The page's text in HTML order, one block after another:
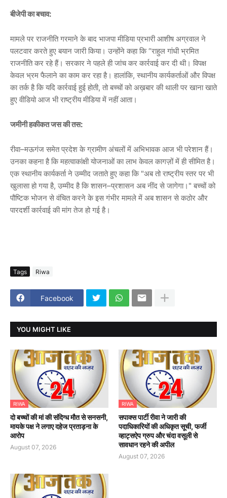
बीजेपी का बचाव:
मामले पर राजनीति गरमाने के बाद भाजपा मीडिया प्रभारी आशीष अग्रवाल ने
पलटवार करते हुए बयान जारी किया। उन्होंने कहा कि “राहुल गांधी भ्रमित
राजनीति कर रहे हैं। सरकार ने पहले ही जांच कर कार्रवाई कर दी थी। विपक्ष
केवल भ्रम फैलाने का काम कर रहा है। हालांकि, स्थानीय कार्यकर्ताओं और विपक्ष
का तर्क है कि यदि कार्रवाई हुई होती, तो बच्चों को अख़बार की थाली पर खाना खाते
हुए वीडियो आज भी राष्ट्रीय मीडिया में नहीं आता।
जमीनी हकीकत जस की तस:
रीवा–मऊगंज समेत प्रदेश के ग्रामीण अंचलों में अभिभावक आज भी परेशान हैं।
उनका कहना है कि महत्वाकांक्षी योजनाओं का लाभ केवल कागज़ों में ही सीमित है।
एक स्थानीय कार्यकर्ता ने उम्मीद जताते हुए कहा कि "अब तो राष्ट्रीय स्तर पर भी
खुलासा हो गया है, उम्मीद है कि शासन–प्रशासन अब नींद से जागेगा।" बच्चों को
पौष्टिक भोजन से वंचित करने के इस गंभीर मामले में अब शासन से कठोर और
पारदर्शी कार्रवाई की मांग तेज हो गई है।
Tags Riwa
Facebook
YOU MIGHT LIKE
RIWA
दो बच्चों की मां की संदिग्ध मौत से सनसनी,
मायके पक्ष ने लगाए दहेज प्रताड़ना के
आरोप
August 07, 2026
RIWA
सपाक्स पार्टी रीवा ने जारी की
पदाधिकारियों की अधिकृत सूची, फर्जी
व्हाट्सऐप ग्रुप और चंदा वसूली से
सावधान रहने की अपील
August 07, 2026